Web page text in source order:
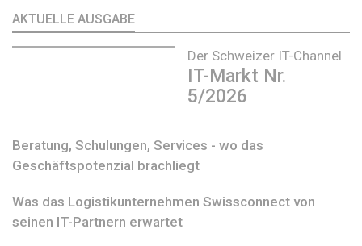
AKTUELLE AUSGABE
Der Schweizer IT-Channel
IT-Markt Nr.
5/2026
Beratung, Schulungen, Services - wo das
Geschäftspotenzial brachliegt
Was das Logistikunternehmen Swissconnect von
seinen IT-Partnern erwartet